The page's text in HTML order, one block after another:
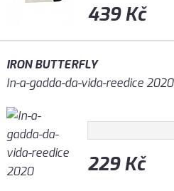
439 Kč
IRON BUTTERFLY
In-a-gadda-da-vida-reedice 2020
229 Kč